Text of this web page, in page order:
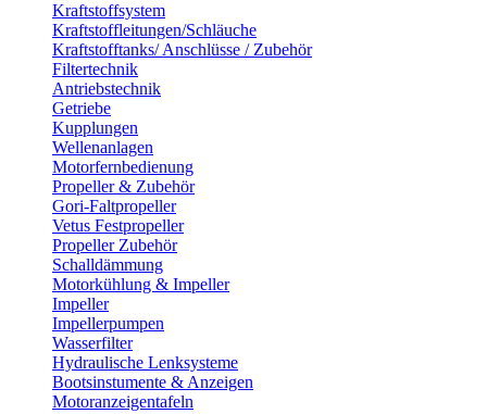
Kraftstoffsystem
Kraftstoffleitungen/Schläuche
Kraftstofftanks/ Anschlüsse / Zubehör
Filtertechnik
Antriebstechnik
Getriebe
Kupplungen
Wellenanlagen
Motorfernbedienung
Propeller & Zubehör
Gori-Faltpropeller
Vetus Festpropeller
Propeller Zubehör
Schalldämmung
Motorkühlung & Impeller
Impeller
Impellerpumpen
Wasserfilter
Hydraulische Lenksysteme
Bootsinstumente & Anzeigen
Motoranzeigentafeln